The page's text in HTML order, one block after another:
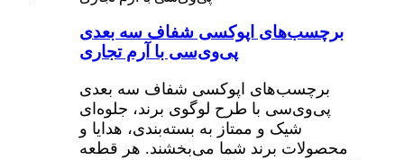
برچسب‌های اپوکسی شفاف سه بعدی
پی‌وی‌سی با آرم تجاری
برچسب‌های اپوکسی شفاف سه بعدی
پی‌وی‌سی با طرح لوگوی برند، جلوه‌ای
شیک و ممتاز به بسته‌بندی، هدایا و
محصولات برند شما می‌بخشند. هر قطعه